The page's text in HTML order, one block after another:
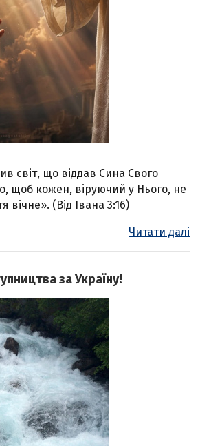
світ, що віддав Сина Свого
щоб кожен, віруючий у Нього, не
вічне». (Від Івана 3:16)
Читати далі
за Україну!